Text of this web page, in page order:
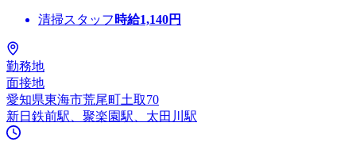
清掃スタッフ 時給1,140円
勤務地
面接地
愛知県東海市荒尾町土取70
新日鉄前駅、聚楽園駅、太田川駅